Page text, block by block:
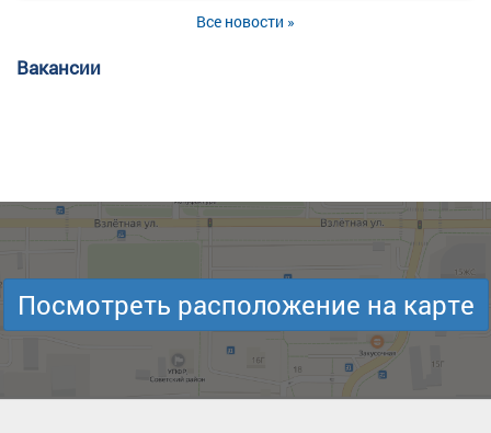
Все новости »
Вакансии
Посмотреть расположение на карте